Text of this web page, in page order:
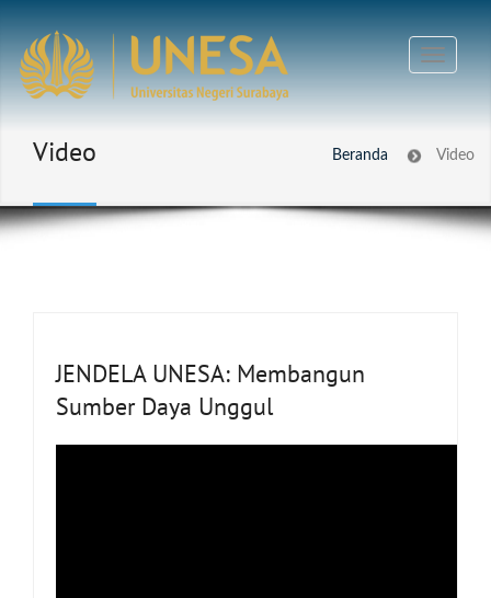
Video Beranda Video
JENDELA UNESA: Membangun
Sumber Daya Unggul